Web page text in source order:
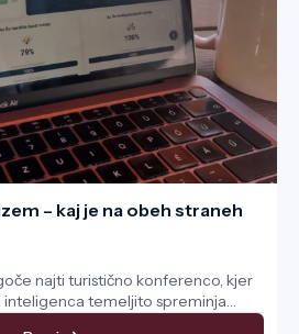
– kaj je na obeh straneh
najti turistično konferenco, kjer
inteligenca temeljito spreminja
predavanj kasneje se običajno